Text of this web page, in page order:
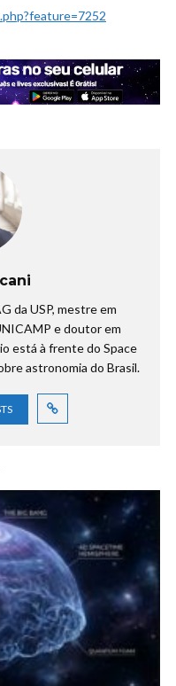
da USP, mestre em
e doutor em
está à frente do Space
astronomia do Brasil.